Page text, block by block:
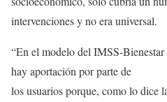
intervenciones y no era universal.
“En el modelo del IMSS-
hay aportación por parte de
los usuarios porque, como lo dice